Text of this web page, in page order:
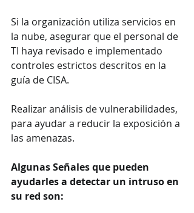
Si la organización utiliza servicios en
la nube, asegurar que el personal de
TI haya revisado e implementado
controles estrictos descritos en la
guía de CISA.
Realizar análisis de vulnerabilidades,
para ayudar a reducir la exposición a
las amenazas.
Algunas Señales que pueden
ayudarles a detectar un intruso en
su red son: